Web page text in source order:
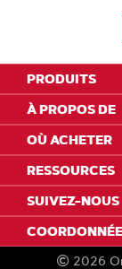
PRODUITS
À PROPOS DE
OÙ ACHETER
RESSOURCES
SUIVEZ-NOUS
2026